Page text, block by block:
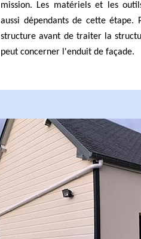
mission. Les matériels et les
aussi dépendants de cette
structure avant de traiter la
peut concerner l'enduit de façade.